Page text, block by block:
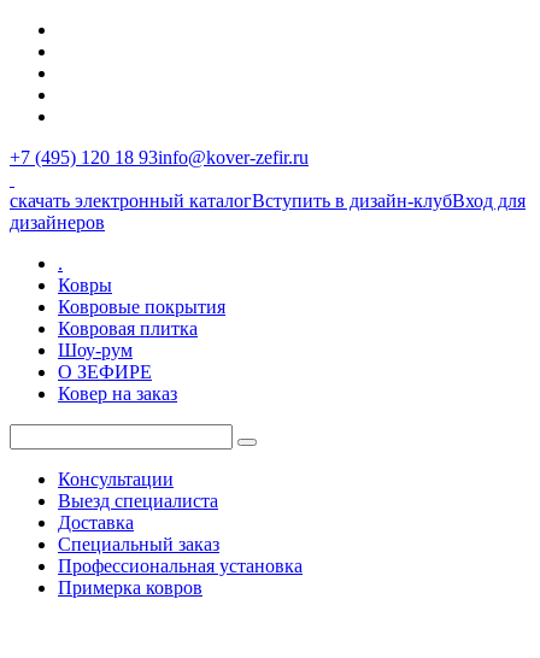
+7 (495) 120 18 93info@kover-zefir.ru
скачать электронный каталогВступить в дизайн-клубВход для
дизайнеров
.
Ковры
Ковровые покрытия
Ковровая плитка
Шоу-рум
О ЗЕФИРЕ
Ковер на заказ
Консультации
Выезд специалиста
Доставка
Специальный заказ
Профессиональная установка
Примерка ковров